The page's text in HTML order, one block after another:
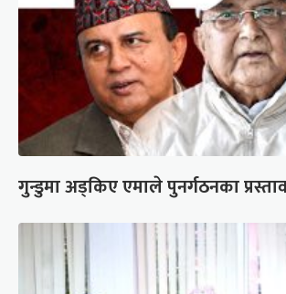
गुन्डुमा अड्किए एमाले पुनर्गठनका